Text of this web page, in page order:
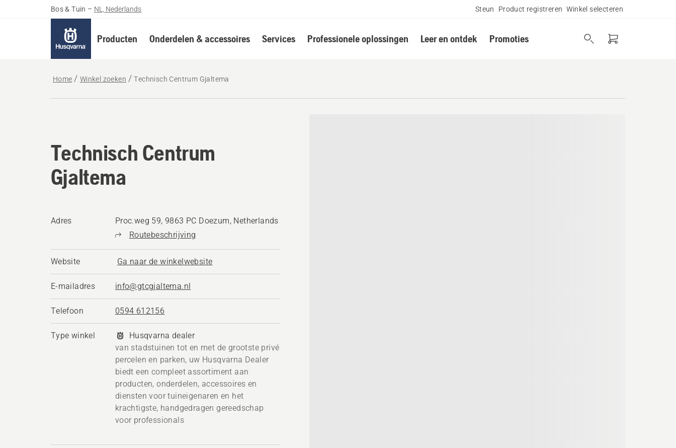
Bos & Tuin – NL, Nederlands Steun Product registreren Winkel selecteren
Producten Onderdelen & accessoires Services Professionele oplossingen Leer en ontdek Promoties
Home Winkel zoeken Technisch Centrum Gjaltema
Technisch Centrum
Gjaltema
Adres
Proc.weg 59, 9863 PC Doezum, Netherlands
Routebeschrijving
Website Ga naar de winkelwebsite
E-mailadres info@gtcgjaltema.nl
Telefoon 0594 612156
Type winkel
Husqvarna dealer
van stadstuinen tot en met de grootste privé
percelen en parken, uw Husqvarna Dealer
biedt een compleet assortiment aan
producten, onderdelen, accessoires en
diensten voor tuineigenaren en het
krachtigste, handgedragen gereedschap
voor professionals